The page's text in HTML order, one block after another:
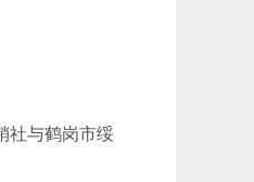
社与鹤岗市绥